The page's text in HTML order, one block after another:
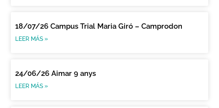
18/07/26 Campus Trial Maria Giró – Camprodon
LEER MÁS »
24/06/26 Aimar 9 anys
LEER MÁS »